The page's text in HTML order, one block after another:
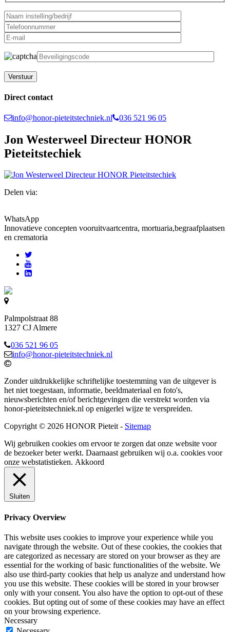
Direct contact
info@honor-pieteitstechniek.nl 036 521 96 05
Jon Westerweel Directeur HONOR
Pieteitstechiek
Delen via:
WhatsApp
Innovatieve concepten vooruitvaartcentra, mortuaria,begraafplaatsen
en crematoria
Palmpolstraat 88
1327 CJ Almere
036 521 96 05
info@honor-pieteitstechniek.nl
Zonder uitdrukkelijke schriftelijke toestemming van de uitgever is
het niet toegestaan, informatie, beeldmateriaal en foto's,
nieuwsberichten en/of berichtgevingen die verstrekt worden via
honor-pieteitstechniek.nl op enigerlei wijze te verspreiden.
Copyright © 2026 HONOR Pieteit - Sitemap
Wij gebruiken cookies om ervoor te zorgen dat onze website voor
de bezoeker beter werkt. Daarnaast gebruiken wij o.a. cookies voor
onze webstatistieken. Akkoord
Sluiten
Privacy Overview
This website uses cookies to improve your experience while you
navigate through the website. Out of these cookies, the cookies that
are categorized as necessary are stored on your browser as they are
essential for the working of basic functionalities of the website. We
also use third-party cookies that help us analyze and understand how
you use this website. These cookies will be stored in your browser
only with your consent. You also have the option to opt-out of these
cookies. But opting out of some of these cookies may have an effect
on your browsing experience.
Necessary